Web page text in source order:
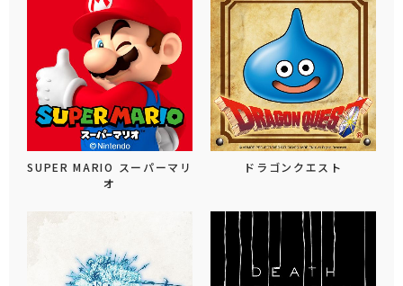
SUPER MARIO スーパーマリ
オ
ドラゴンクエスト